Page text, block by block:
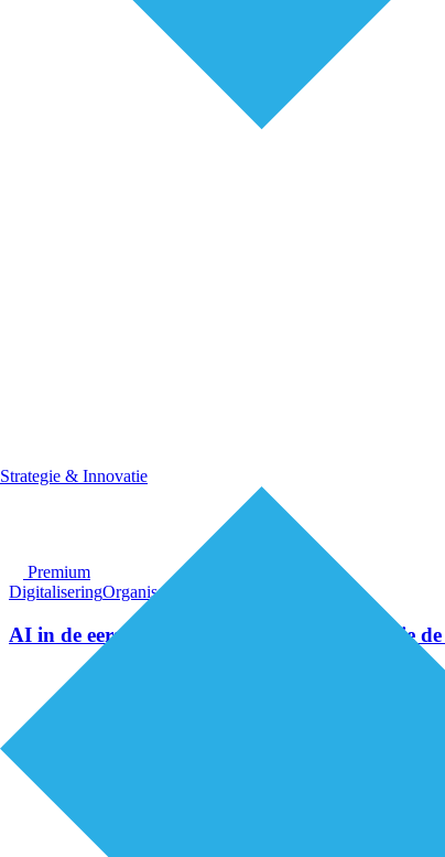
Strategie & Innovatie
Premium
DigitaliseringOrganisatie van zorg
AI in de eerstelijnszorg: een kompas voor wie